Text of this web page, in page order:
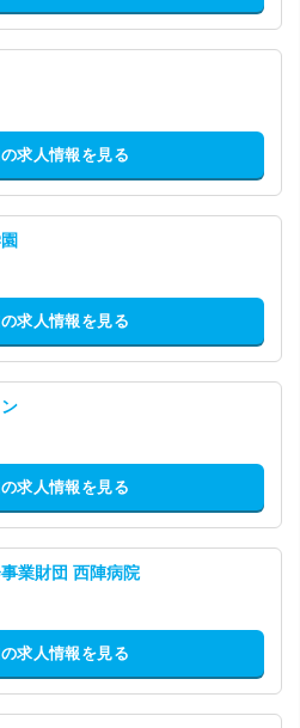
求人情報を見る
求人情報を見る
求人情報を見る
業財団 西陣病院
求人情報を見る